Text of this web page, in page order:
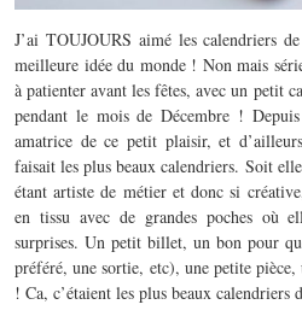
J’ai TOUJOURS aimé les calendriers
meilleure idée du monde ! Non mais
à patienter avant les fêtes, avec un petit
pendant le mois de Décembre !
amatrice de ce petit plaisir, et
faisait les plus beaux calendriers. Soit
étant artiste de métier et donc si
en tissu avec de grandes poches où
surprises. Un petit billet, un bon pour
préféré, une sortie, etc), une petite
! Ca, c’étaient les plus beaux calendriers